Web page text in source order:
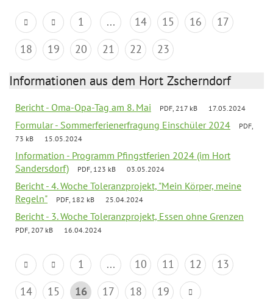
1 ... 14 15 16
17
18
19 20 21 22 23
Informationen aus dem Hort Zscherndorf
Bericht - Oma-Opa-Tag am 8. Mai PDF, 217 kB 17.05.2024
Formular - Sommerferienerfragung Einschüler 2024
PDF,
73 kB
15.05.2024
Information - Programm Pfingstferien 2024 (im Hort
Sandersdorf)
PDF, 123 kB 03.05.2024
Bericht - 4. Woche Toleranzprojekt, "Mein Körper, meine
Regeln"
PDF, 182 kB 25.04.2024
Bericht - 3. Woche Toleranzprojekt, Essen ohne Grenzen
PDF, 207 kB 16.04.2024
1 ... 10 11 12
13
14
15 16 17 18 19